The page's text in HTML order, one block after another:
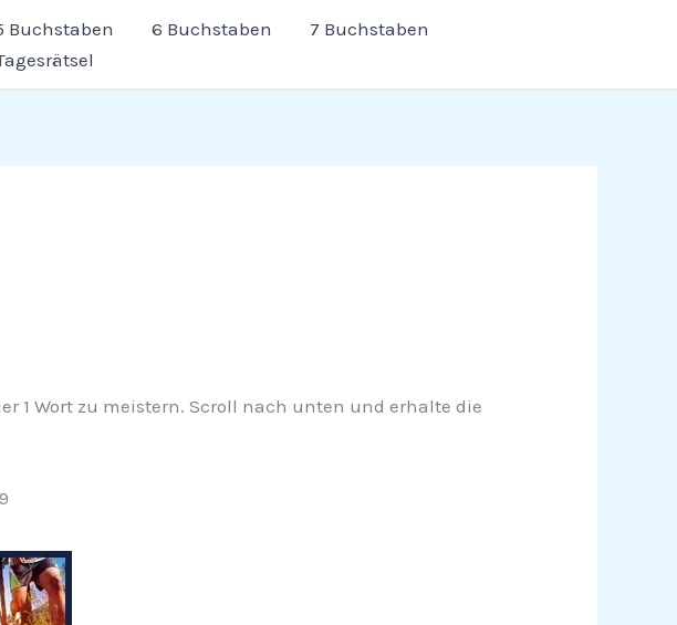
Buchstaben 6 Buchstaben
7 Buchstaben
1 Wort zu meistern. Scroll nach unten und erhalte die